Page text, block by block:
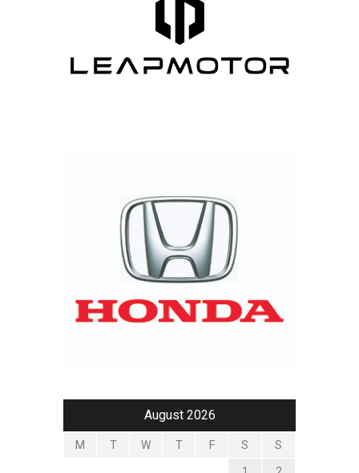
August 2026
M T W T F S S